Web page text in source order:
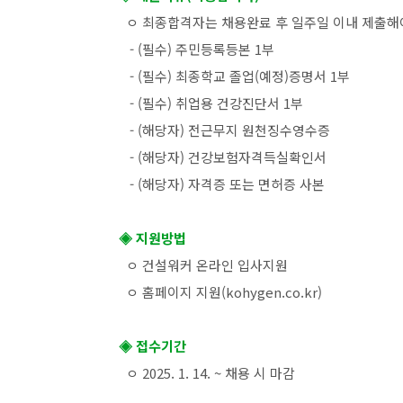
ㅇ 최종합격자는 채용완료 후 일주일 이내 제출
- (필수) 주민등록등본 1부
- (필수) 최종학교 졸업(예정)증명서 1부
- (필수) 취업용 건강진단서 1부
- (해당자) 전근무지 원천징수영수증
- (해당자) 건강보험자격득실확인서
- (해당자) 자격증 또는 면허증 사본
◈ 지원방법
ㅇ 건설워커 온라인 입사지원
ㅇ 홈페이지 지원(kohygen.co.kr)
◈ 접수기간
ㅇ 2025. 1. 14. ~ 채용 시 마감